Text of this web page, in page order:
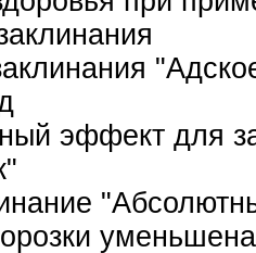
эффект для